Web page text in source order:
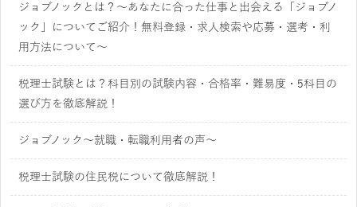
ジョブノックとは？～あなたに合った仕事と出会える「ジョブノ
ック」についてご紹介！無料登録・求人検索や応募・選考・利
用方法について～
税理士試験とは？科目別の試験内容・合格率・難易度・5科目の
選び方を徹底解説！
ジョブノック～就職・転職利用者の声～
税理士試験の住民税について徹底解説！